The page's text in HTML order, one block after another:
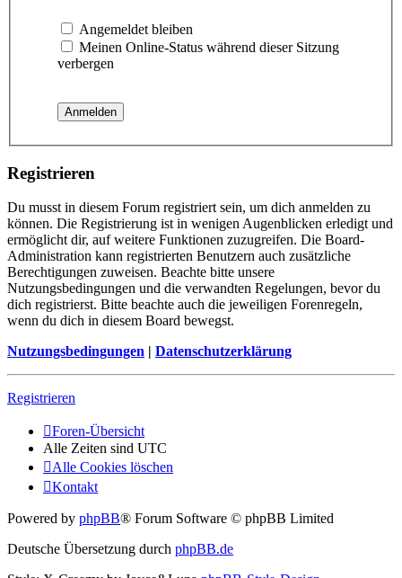
Angemeldet bleiben
Meinen Online-Status während dieser Sitzung
verbergen
Registrieren
Du musst in diesem Forum registriert sein, um dich anmelden zu
können. Die Registrierung ist in wenigen Augenblicken erledigt und
ermöglicht dir, auf weitere Funktionen zuzugreifen. Die Board-
Administration kann registrierten Benutzern auch zusätzliche
Berechtigungen zuweisen. Beachte bitte unsere
Nutzungsbedingungen und die verwandten Regelungen, bevor du
dich registrierst. Bitte beachte auch die jeweiligen Forenregeln,
wenn du dich in diesem Board bewegst.
Nutzungsbedingungen | Datenschutzerklärung
Registrieren
Foren-Übersicht
Alle Zeiten sind UTC
Alle Cookies löschen
Kontakt
Powered by phpBB® Forum Software © phpBB Limited
Deutsche Übersetzung durch phpBB.de